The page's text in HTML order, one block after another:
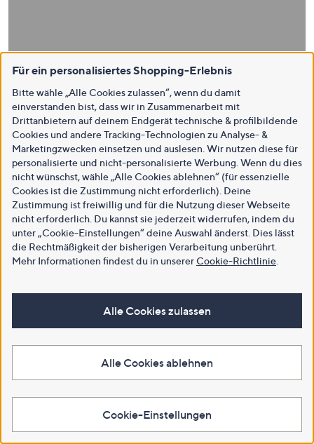
Für ein personalisiertes Shopping-Erlebnis
Bitte wähle „Alle Cookies zulassen“, wenn du damit
einverstanden bist, dass wir in Zusammenarbeit mit
Drittanbietern auf deinem Endgerät technische & profilbildende
Cookies und andere Tracking-Technologien zu Analyse- &
Marketingzwecken einsetzen und auslesen. Wir nutzen diese für
personalisierte und nicht-personalisierte Werbung. Wenn du dies
nicht wünschst, wähle „Alle Cookies ablehnen“ (für essenzielle
Cookies ist die Zustimmung nicht erforderlich). Deine
Zustimmung ist freiwillig und für die Nutzung dieser Webseite
nicht erforderlich. Du kannst sie jederzeit widerrufen, indem du
unter „Cookie-Einstellungen“ deine Auswahl änderst. Dies lässt
die Rechtmäßigkeit der bisherigen Verarbeitung unberührt.
Mehr Informationen findest du in unsererCookie-Richtlinie
Alle Cookies zulassen
Alle Cookies ablehnen
Cookie-Einstellungen